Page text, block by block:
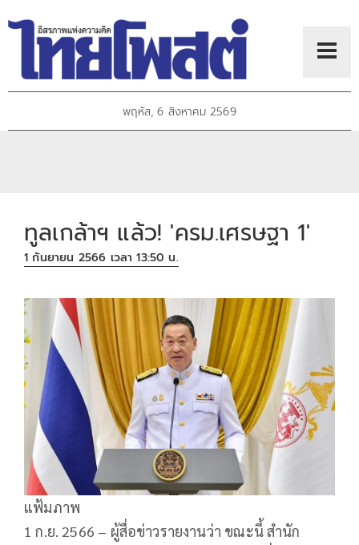
พฤหัส, 6 สิงหาคม 2569
ทูลเกล้าฯ แล้ว! 'ครม.เศรษฐา 1'
1 กันยายน 2566 เวลา 13:50 น.
แฟ้มภาพ
1 ก.ย. 2566 – ผู้สื่อข่าวรายงานว่า ขณะนี้ สำนัก